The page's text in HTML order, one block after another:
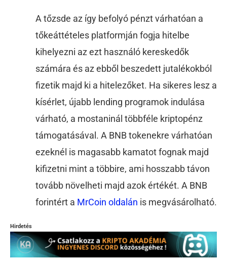
A tőzsde az így befolyó pénzt várhatóan a
tőkeáttételes platformján fogja hitelbe
kihelyezni az ezt használó kereskedők
számára és az ebből beszedett jutalékokból
fizetik majd ki a hitelezőket. Ha sikeres lesz a
kísérlet, újabb lending programok indulása
várható, a mostaninál többféle kriptopénz
támogatásával. A BNB tokenekre várhatóan
ezeknél is magasabb kamatot fognak majd
kifizetni mint a többire, ami hosszabb távon
tovább növelheti majd azok értékét. A BNB
forintért a MrCoin oldalán is megvásárolható.
Hirdetés